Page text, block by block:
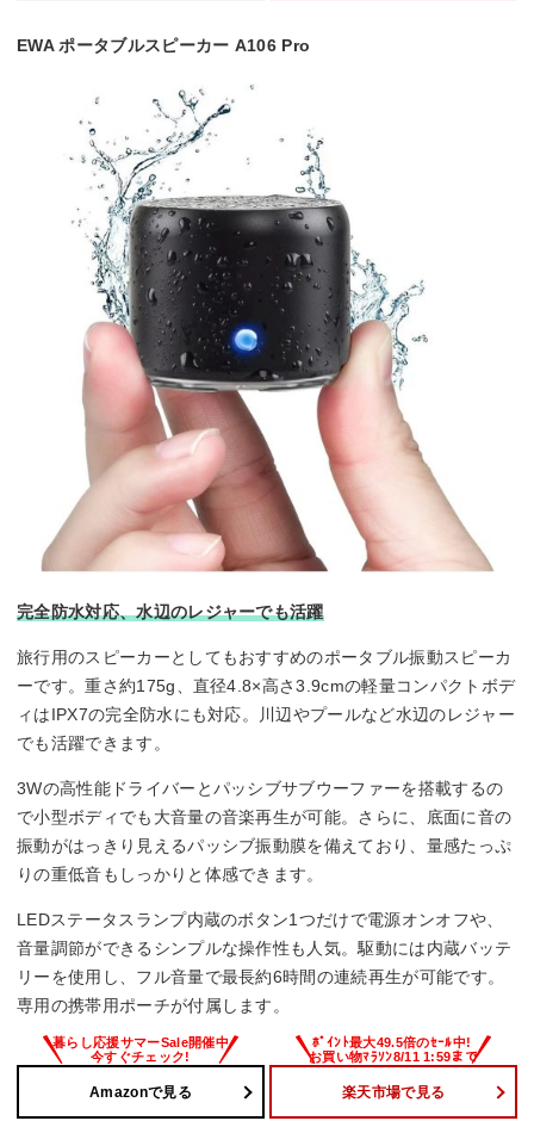
EWA ポータブルスピーカー A106 Pro
完全防水対応、水辺のレジャーでも活躍
旅行用のスピーカーとしてもおすすめのポータブル振動スピーカ
ーです。重さ約175g、直径4.8×高さ3.9cmの軽量コンパクトボデ
ィはIPX7の完全防水にも対応。川辺やプールなど水辺のレジャー
でも活躍できます。
3Wの高性能ドライバーとパッシブサブウーファーを搭載するの
で小型ボディでも大音量の音楽再生が可能。さらに、底面に音の
振動がはっきり見えるパッシブ振動膜を備えており、量感たっぷ
りの重低音もしっかりと体感できます。
LEDステータスランプ内蔵のボタン1つだけで電源オンオフや、
音量調節ができるシンプルな操作性も人気。駆動には内蔵バッテ
リーを使用し、フル音量で最長約6時間の連続再生が可能です。
専用の携帯用ポーチが付属します。
Amazonで見る 楽天市場で見る